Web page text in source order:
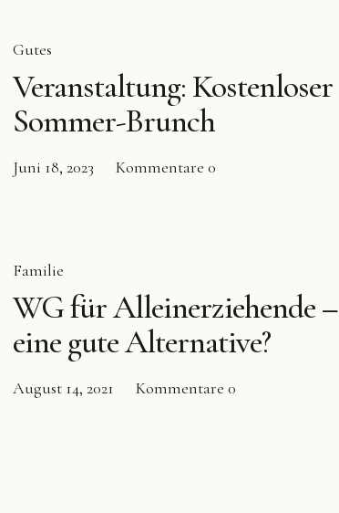
Gutes
Veranstaltung: Kostenloser
Sommer-Brunch
Juni 18, 2023 Kommentare 0
Familie
WG für Alleinerziehende –
eine gute Alternative?
August 14, 2021 Kommentare 0